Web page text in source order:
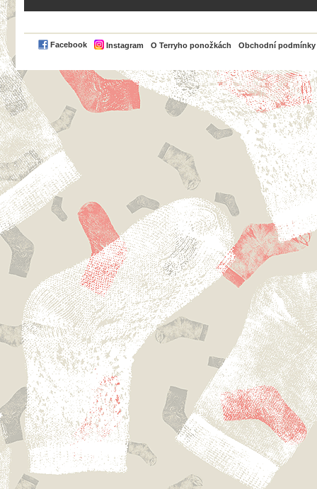
Facebook Instagram O Terryho ponožkách Obchodní podmínky
PayPal